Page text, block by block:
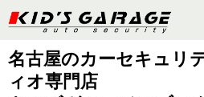
名古屋のカーセキュリ
ィオ専門店